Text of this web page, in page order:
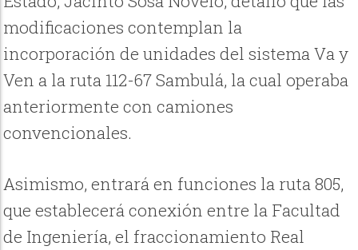
modificaciones contemplan la
incorporación de unidades del sistema Va y
Ven a la ruta 112-67 Sambulá, la cual operaba
anteriormente con camiones
convencionales.
Asimismo, entrará en funciones la ruta 805,
que establecerá conexión entre la Facultad
de Ingeniería, el fraccionamiento Real